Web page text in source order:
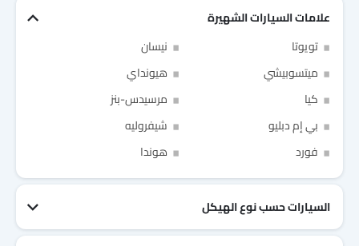
رام بوغاتي
فورثينج هونشي
بايك لينك اند كو
علامات السيارات الشهيرة
تويوتا
نيسان
ميتسوبيشي
هيونداي
كيا
مرسيدس-بنز
بي إم دبليو
شيفروليه
فورد
هوندا
السيارات حسب نوع الهيكل
I have read and agree to theشروط الاستخدامand سياسة الخصوصيةof Cardekho
Link Your Google Account
Link Your Facebook Account